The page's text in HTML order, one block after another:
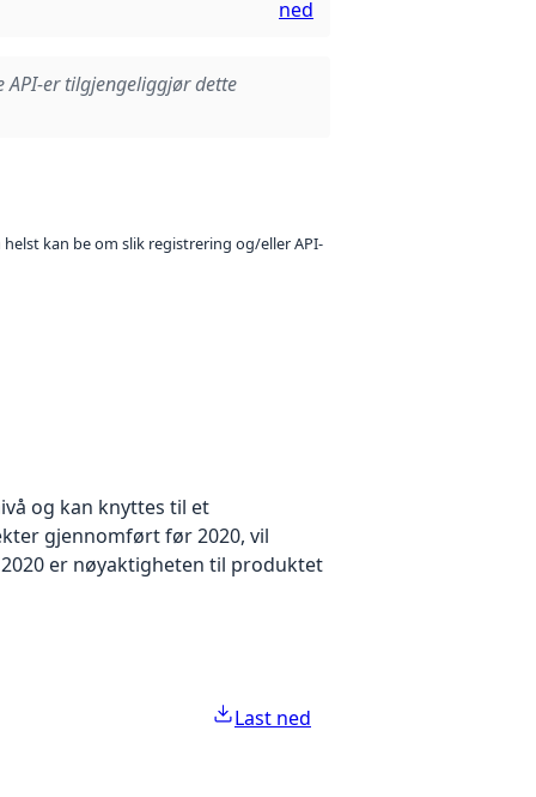
ned
API-er tilgjengeliggjør dette
kan be om slik registrering og/eller API-
og kan knyttes til et
gjennomført før 2020, vil
er nøyaktigheten til produktet
Last ned